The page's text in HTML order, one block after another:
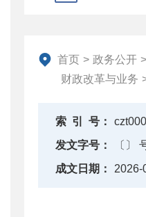
资产监督管理
金融工作
财政内控监督
下载中心
重点领域信息公开
首页 > 政务公开 >
财政改革与业务
索 引 号：
发文字号：
〔〕
成文日期：
2026-